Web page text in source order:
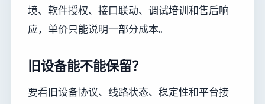
境、软件授权、接口联动、调试培训和售后响
应，单价只能说明一部分成本。
旧设备能不能保留？
要看旧设备协议、线路状态、稳定性和平台接